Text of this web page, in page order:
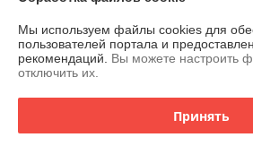
Контакты
Доставка и оплата
Мы используем файлы cookies для
пользователей портала и
рекомендаций. Вы можете настроить
отключить их.
Принять